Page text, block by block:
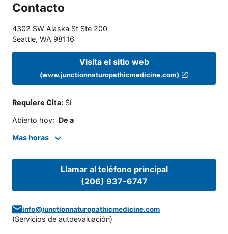
Contacto
4302 SW Alaska St Ste 200
Seattle, WA 98116
Visita el sitio web
(www.junctionnaturopathicmedicine.com)
Requiere Cita: Sí
Abierto hoy: De a
Mas horas
Llamar al teléfono principal
(206) 937-6747
info@junctionnaturopathicmedicine.com
(Servicios de autoevaluación)